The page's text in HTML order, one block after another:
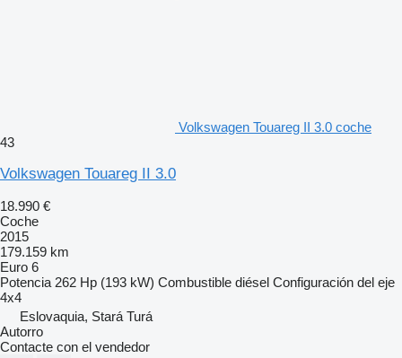
Volkswagen Touareg II 3.0 coche
43
Volkswagen Touareg II 3.0
18.990 €
Coche
2015
179.159 km
Euro 6
Potencia 262 Hp (193 kW) Combustible diésel Configuración del eje
4x4
Eslovaquia, Stará Turá
Autorro
Contacte con el vendedor